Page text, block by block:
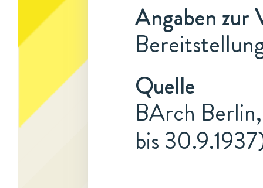
Angaben zur
Quelle
BArch
bis